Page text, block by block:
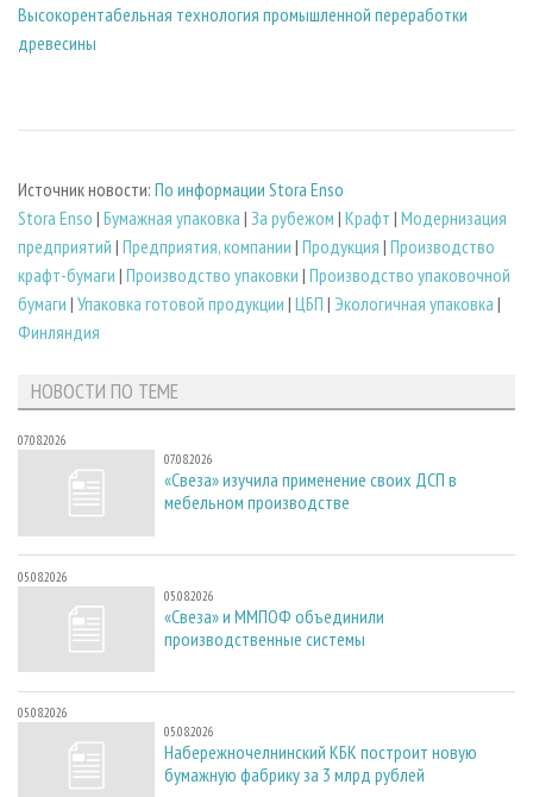
Высокорентабельная технология промышленной переработки
древесины
Источник новости: По информации Stora Enso
Stora Enso | Бумажная упаковка | За рубежом | Крафт | Модернизация
предприятий | Предприятия, компании | Продукция | Производство
крафт-бумаги | Производство упаковки | Производство упаковочной
бумаги | Упаковка готовой продукции | ЦБП | Экологичная упаковка |
Финляндия
НОВОСТИ ПО ТЕМЕ
07.08.2026
07.08.2026
«Свеза» изучила применение своих ДСП в
мебельном производстве
05.08.2026
05.08.2026
«Свеза» и ММПОФ объединили
производственные системы
05.08.2026
05.08.2026
Набережночелнинский КБК построит новую
бумажную фабрику за 3 млрд рублей